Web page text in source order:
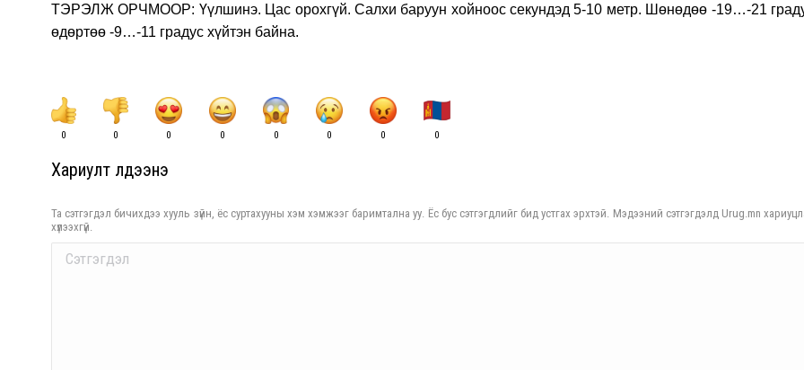
ТЭРЭЛЖ ОРЧМООР: Үүлшинэ. Цас орохгүй. Салхи баруун хойноос секундэд 5-10 метр. Шөнөдөө -19…-21
өдөртөө -9…-11 градус хүйтэн байна.
0 0 0 0 0 0 0 0
Хариулт үлдээнэ үү
Та сэтгэгдэл бичихдээ хууль зүйн, ёс суртахууны хэм хэмжээг баримтална уу. Ёс бус сэтгэгдлийг бид устгах эрхтэй. Мэдээний сэтгэгдэлд Urug.mn
хүлээхгүй.
Comment